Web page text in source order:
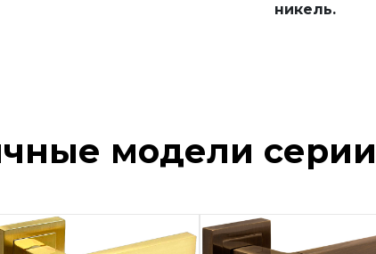
никель.
модели